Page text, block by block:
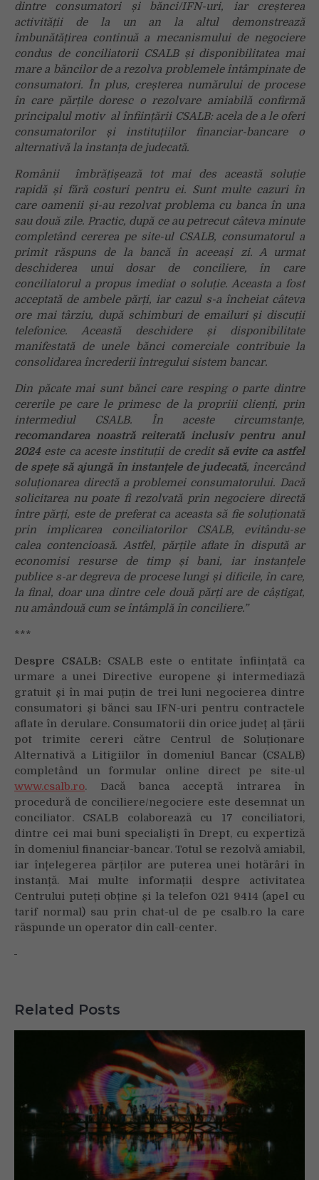
dintre consumatori și bănci/IFN-uri, iar creșterea
activității de la un an la altul demonstrează
îmbunătățirea continuă a mecanismului de negociere
condus de conciliatorii CSALB și disponibilitatea mai
mare a băncilor de a rezolva problemele întâmpinate de
consumatori. În plus, creșterea numărului de procese
în care părțile doresc o rezolvare amiabilă confirmă
principalul motiv al înființării CSALB: acela de a le oferi
consumatorilor și instituțiilor financiar-bancare o
alternativă la instanța de judecată.
Românii îmbrățișează tot mai des această soluție
rapidă și fără costuri pentru ei. Sunt multe cazuri în
care oamenii și-au rezolvat problema cu banca în una
sau două zile. Practic, după ce au petrecut câteva minute
completând cererea pe site-ul CSALB, consumatorul a
primit răspuns de la bancă în aceeași zi. A urmat
deschiderea unui dosar de conciliere, în care
conciliatorul a propus imediat o soluție. Aceasta a fost
acceptată de ambele părți, iar cazul s-a încheiat câteva
ore mai târziu, după schimburi de emailuri și discuții
telefonice. Această deschidere și disponibilitate
manifestată de unele bănci comerciale contribuie la
consolidarea încrederii întregului sistem bancar.
Din păcate mai sunt bănci care resping o parte dintre
cererile pe care le primesc de la propriii clienți, prin
intermediul CSALB. În aceste circumstanțe,
recomandarea noastră reiterată inclusiv pentru anul
2024 este ca aceste instituții de credit să evite ca astfel
de spețe să ajungă în instanțele de judecată, încercând
soluționarea directă a problemei consumatorului. Dacă
solicitarea nu poate fi rezolvată prin negociere directă
între părți, este de preferat ca aceasta să fie soluționată
prin implicarea conciliatorilor CSALB, evitându-se
calea contencioasă. Astfel, părțile aflate în dispută ar
economisi resurse de timp și bani, iar instanțele
publice s-ar degreva de procese lungi și dificile, în care,
la final, doar una dintre cele două părți are de câștigat,
nu amândouă cum se întâmplă în conciliere.”
***
Despre CSALB: CSALB este o entitate înființată ca
urmare a unei Directive europene și intermediază
gratuit și în mai puțin de trei luni negocierea dintre
consumatori și bănci sau IFN-uri pentru contractele
aflate în derulare. Consumatorii din orice județ al țării
pot trimite cereri către Centrul de Soluționare
Alternativă a Litigiilor în domeniul Bancar (CSALB)
completând un formular online direct pe site-ul
www.csalb.ro. Dacă banca acceptă intrarea în
procedură de conciliere/negociere este desemnat un
conciliator. CSALB colaborează cu 17 conciliatori,
dintre cei mai buni specialiști în Drept, cu expertiză
în domeniul financiar-bancar. Totul se rezolvă amiabil,
iar înțelegerea părților are puterea unei hotărâri în
instanță. Mai multe informații despre activitatea
Centrului puteți obține și la telefon 021 9414 (apel cu
tarif normal) sau prin chat-ul de pe csalb.ro la care
răspunde un operator din call-center.
Related Posts
Your browser is blocking some features of this
website. Please follow the instructions at
http://support.heateor.com/browser-blocking-social-
features/to unblock these.